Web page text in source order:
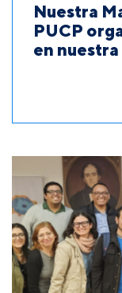
Nuestra
PUCP
en